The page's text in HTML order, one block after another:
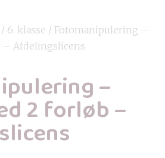
/ 6. klasse / Fotomanipulering –
– Afdelingslicens
–
2 forløb –